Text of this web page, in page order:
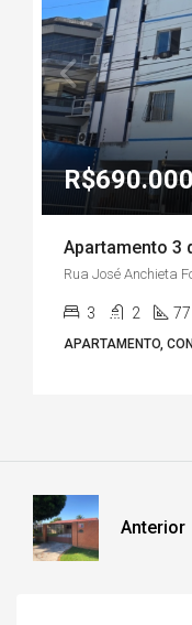
3 2 77
APARTAMENTO,
Anterior